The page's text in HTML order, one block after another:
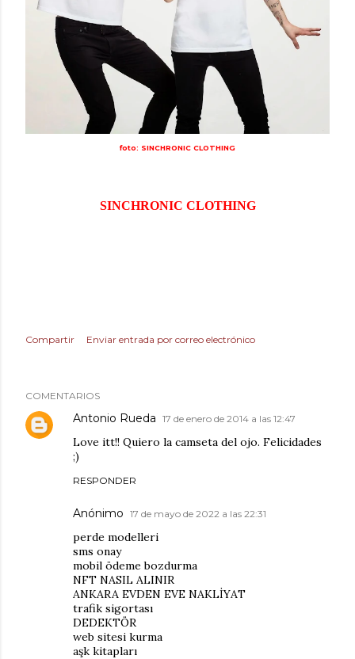
foto: SINCHRONIC CLOTHING
SINCHRONIC CLOTHING
Compartir Enviar entrada por correo electrónico
COMENTARIOS
Antonio Rueda 17 de enero de 2014 a las 12:47
Love itt!! Quiero la camseta del ojo. Felicidades
;)
RESPONDER
Anónimo 17 de mayo de 2022 a las 22:31
perde modelleri
sms onay
mobil ödeme bozdurma
NFT NASIL ALINIR
ANKARA EVDEN EVE NAKLİYAT
trafik sigortası
DEDEKTÖR
web sitesi kurma
aşk kitapları